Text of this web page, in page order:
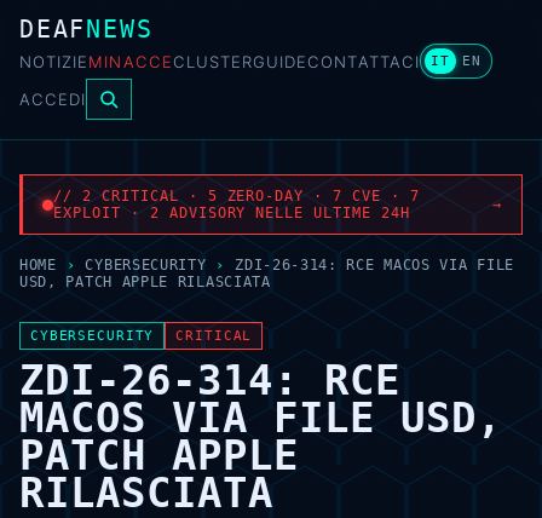
DEAFNEWS
NOTIZIEMINACCECLUSTERGUIDECONTATTACI IT EN
ACCEDI
// 2 CRITICAL · 5 ZERO-DAY · 7 CVE · 7
EXPLOIT · 2 ADVISORY NELLE ULTIME 24H
→
HOME › CYBERSECURITY ›
ZDI-26-314: RCE MACOS VIA FILE
USD, PATCH APPLE RILASCIATA
CYBERSECURITY CRITICAL
ZDI-26-314: RCE
MACOS VIA FILE USD,
PATCH APPLE
RILASCIATA